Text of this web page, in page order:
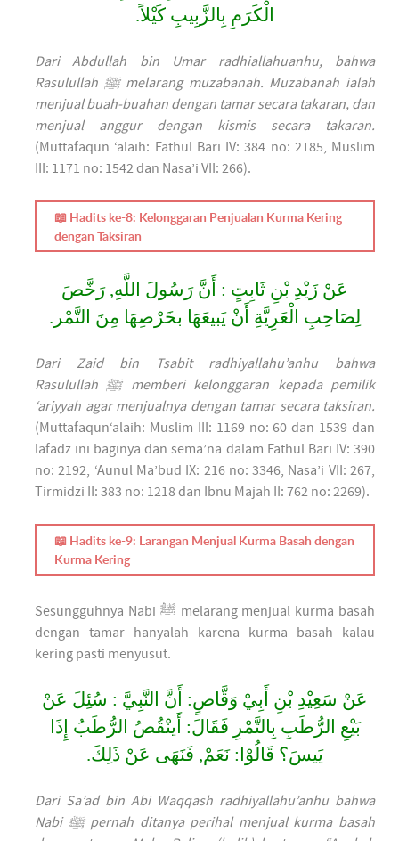
الْكَرَمِ بِالزَّبِيبِ كَيْلاً.
Dari Abdullah bin Umar radhiallahuanhu, bahwa
Rasulullah ﷺ melarang muzabanah. Muzabanah ialah
menjual buah-buahan dengan tamar secara takaran, dan
menjual anggur dengan kismis secara takaran.
(Muttafaqun ‘alaih: Fathul Bari IV: 384 no: 2185, Muslim
III: 1171 no: 1542 dan Nasa’i VII: 266).
📖 Hadits ke-8: Kelonggaran Penjualan Kurma Kering
dengan Taksiran
عَنْ زَيْدِ بْنِ ثَابِتٍ : أَنَّ رَسُولَ اللَّهِ, رَخَّصَ
لِصَاحِبِ الْعَرِيَّةِ أَنْ يَبيعَهَا بخَرْصِهَا مِنَ التَّمْر.
Dari Zaid bin Tsabit radhiyallahu’anhu bahwa
Rasulullah ﷺ memberi kelonggaran kepada pemilik
‘ariyyah agar menjualnya dengan tamar secara taksiran.
(Muttafaqun‘alaih: Muslim III: 1169 no: 60 dan 1539 dan
lafadz ini baginya dan sema’na dalam Fathul Bari IV: 390
no: 2192, ‘Aunul Ma’bud IX: 216 no: 3346, Nasa’i VII: 267,
Tirmidzi II: 383 no: 1218 dan Ibnu Majah II: 762 no: 2269).
📖 Hadits ke-9: Larangan Menjual Kurma Basah dengan
Kurma Kering
Sesungguhnya Nabi ﷺ melarang menjual kurma basah
dengan tamar hanyalah karena kurma basah kalau
kering pasti menyusut.
عَنْ سَعِيْدِ بْنِ أَبِيْ وَقَّاصٍ: أَنَّ النَّبِيَّ : سُئِلَ عَنْ
بَيْعِ الرُّطَبِ بِالتَّمْرِ فَقَالَ: أَينْقُصُ الرُّطَبُ إِذَا
يَيسَ؟ قَالُوْا: نَعَمْ, فَنَهَى عَنْ ذَلِكَ.
Dari Sa’ad bin Abi Waqqash radhiyallahu’anhu bahwa
Nabi ﷺ pernah ditanya perihal menjual kurma basah